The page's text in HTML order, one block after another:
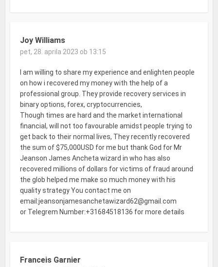
Joy Williams
pet, 28. aprila 2023 ob 13:15
I am willing to share my experience and enlighten people
on how i recovered my money with the help of a
professional group. They provide recovery services in
binary options, forex, cryptocurrencies,
Though times are hard and the market international
financial, will not too favourable amidst people trying to
get back to their normal lives, They recently recovered
the sum of $75,000USD for me but thank God for Mr
Jeanson James Ancheta wizard in who has also
recovered millions of dollars for victims of fraud around
the glob helped me make so much money with his
quality strategy You contact me on
email:jeansonjamesanchetawizard62@gmail.com
or Telegrem Number:+31684518136 for more details
Franceis Garnier